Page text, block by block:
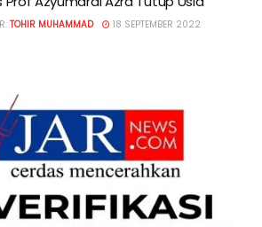
TOHIR MUHAMMAD 18 SEPTEMBER 2022